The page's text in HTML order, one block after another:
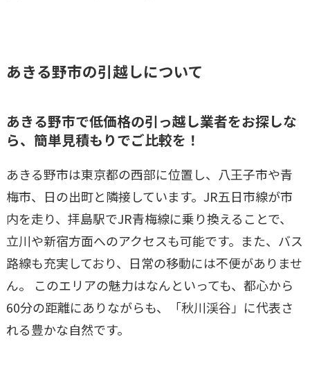
あきる野市の引越しについて
あきる野市で低価格の引っ越し業者をお探しな
ら、簡単見積もりでご比較を！
あきる野市は東京都の西部に位置し、八王子市や青
梅市、日の出町と隣接しています。JR五日市線が市
内を走り、拝島駅でJR青梅線に乗り換えることで、
立川や新宿方面へのアクセスも可能です。また、バス
路線も充実しており、日常の移動には不便がありませ
ん。 このエリアの魅力はなんといっても、都心から
60分の距離にありながらも、「秋川渓谷」に代表さ
れる豊かな自然です。